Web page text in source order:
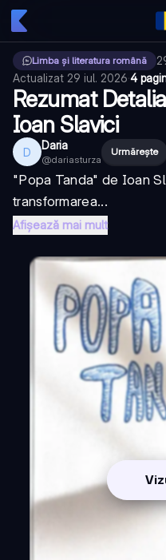
Limba și literatura română
Actualizat 29 iul. 2026·4
Rezumat
Ioan Slavici
D Daria
@dariasturza
Urmărește
"Popa Tanda" de Ioan
transformarea...
Afișează mai mult